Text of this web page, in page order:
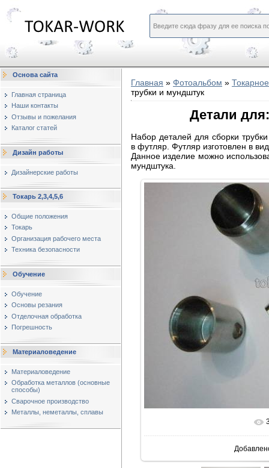
Основа сайта
Главная страница
Наши контакты
Отзывы и пожелания
Каталог статей
Дизайн работы
Дизайнерские работы
Токарь 2,3,4,5,6
Общие положения
Токарь
Организация рабочего места
Техника безопасности
Обучение
Обучение
Основы резания
Отделочная обработка
Погрешность
Материаловедение
Материаловедение
Обработка металлов (основные
способы)
Сварочное производство
Металлы, неметаллы, сплавы
Главная » Фотоальбом »
трубки и мундштук
Детали
Набор деталей для сборки
в футляр. Футляр изготовлен в
Данное изделие можно
мундштука.
В